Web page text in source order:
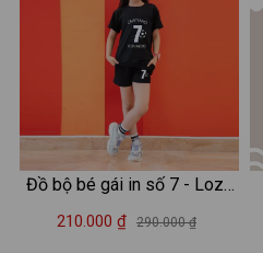
Đồ bộ bé gái in số 7 - Loza
Kids SB96
210.000 ₫ 290.000 ₫